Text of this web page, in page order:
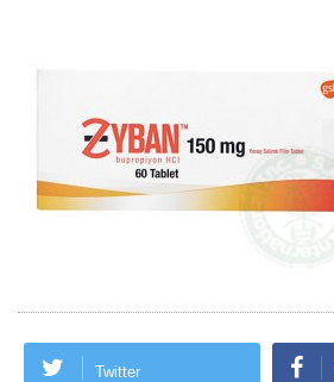
Twitter